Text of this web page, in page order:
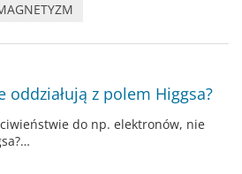
oddziałują z polem Higgsa?
do np. elektronów, nie